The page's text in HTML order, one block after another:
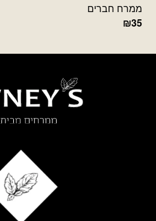
ממרח חברים
₪35